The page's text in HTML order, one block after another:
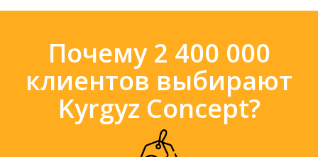
Почему 2 400 000
клиентов выбирают
Kyrgyz Concept?